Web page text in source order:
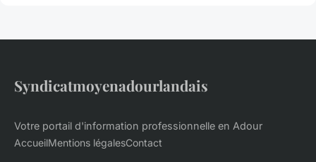
Syndicatmoyenadourlandais
Votre portail d'information professionnelle en Adour
AccueilMentions légalesContact